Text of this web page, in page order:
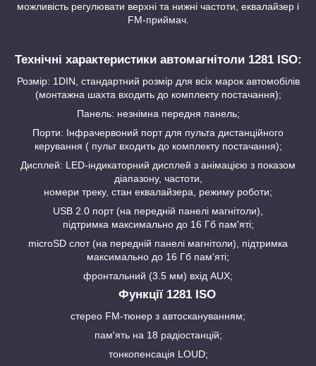
можливість регулювати верхні та нижні частоти, еквалайзер і
FM-приймач.
Технічні характеристики автомагнітоли 1281 ISO:
Розмір: 1DIN, стандартний розмір для всіх марок автомобілів
(монтажна шахта входить до комплекту постачання);
Панель: незнімна передня панель;
Порти: Інфрачервоний порт для пульта дистанційного
керування ( пульт входить до комплекту постачання);
Дисплей: LED-індикаторний дисплей з анімацією з показом
діапазону, частоти,
номери треку, стан еквалайзера, режиму роботи;
USB 2.0 порт (на передній панелі магнітоли),
підтримка максимально до 16 Гб пам'яті;
microSD слот (на передній панелі магнітоли), підтримка
максимально до 16 Гб пам'яті;
фронтальний (3.5 мм) вхід AUX;
Функції 1281 ISO
стерео FM-тюнер з автоскануванням;
пам'ять на 18 радіостанцій;
тонкопенсація LOUD;